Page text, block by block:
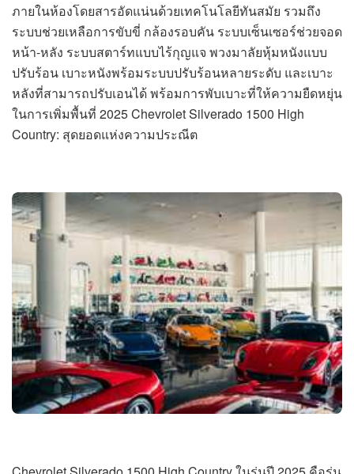
ภายในห้องโดยสารอัดแน่นด้วยเทคโนโลยีทันสมัย รวมถึง
ระบบช่วยเหลือการขับขี่ กล้องรอบคัน ระบบเซ็นเซอร์ช่วยจอด
หน้า-หลัง ระบบสตาร์ทแบบไร้กุญแจ พวงมาลัยหุ้มหนังแบบ
ปรับร้อน เบาะหนังพร้อมระบบปรับร้อนหลายระดับ และเบาะ
หลังที่สามารถปรับเอนได้ พร้อมการพับเบาะที่ให้ความยืดหยุ่น
ในการเพิ่มพื้นที่ 2025 Chevrolet Silverado 1500 High
Country: สุดยอดแห่งความประณีต